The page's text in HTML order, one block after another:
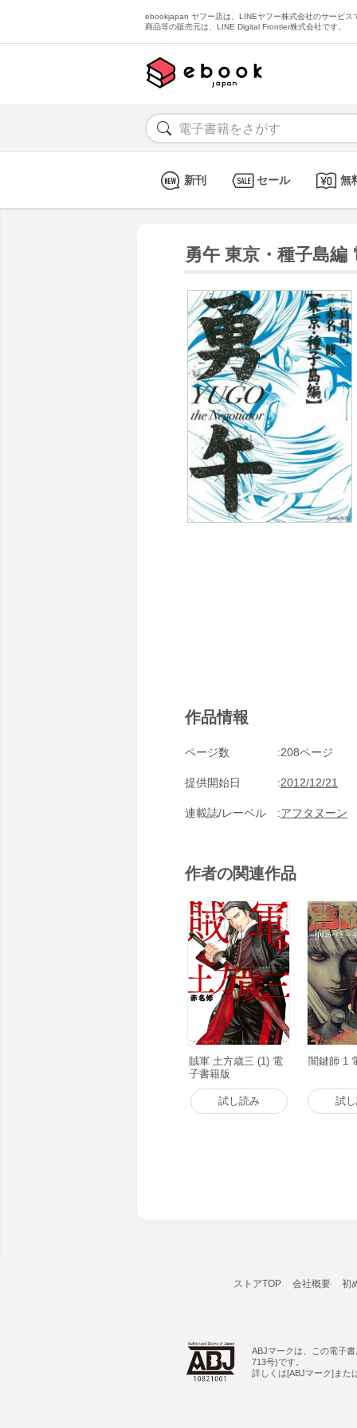
ebookjapan ヤフー店は、LINEヤフー株式会社のサービ
商品等の販売元は、LINE Digital Frontier株式会社です。
新刊 セール 無
勇午 東京・種子島編
作品情報
ページ数 208ページ
提供開始日 2012/12/21
連載誌/レーベル アフタヌーン
作者の関連作品
賊軍 土方歳三 (1) 電
子書籍版
試し読み
闇鍵師 1
試
ストアTOP 会社概要 初
ABJマークは、この電子
713号)です。
詳しくは[ABJマーク]また